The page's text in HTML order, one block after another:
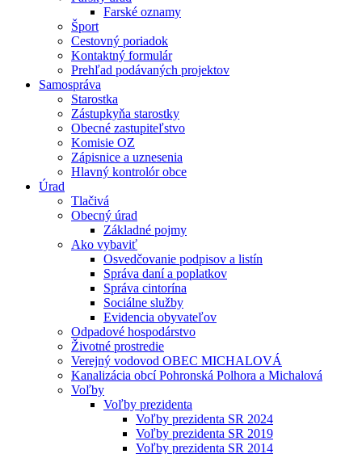
Farské oznamy
Šport
Cestovný poriadok
Kontaktný formulár
Prehľad podávaných projektov
Samospráva
Starostka
Zástupkyňa starostky
Obecné zastupiteľstvo
Komisie OZ
Zápisnice a uznesenia
Hlavný kontrolór obce
Úrad
Tlačivá
Obecný úrad
Základné pojmy
Ako vybaviť
Osvedčovanie podpisov a listín
Správa daní a poplatkov
Správa cintorína
Sociálne služby
Evidencia obyvateľov
Odpadové hospodárstvo
Životné prostredie
Verejný vodovod OBEC MICHALOVÁ
Kanalizácia obcí Pohronská Polhora a Michalová
Voľby
Voľby prezidenta
Voľby prezidenta SR 2024
Voľby prezidenta SR 2019
Voľby prezidenta SR 2014